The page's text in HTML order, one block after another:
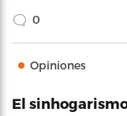
0
Opiniones
El